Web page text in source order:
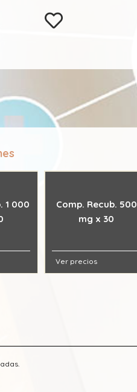
1 000
Comp. Recub. 500
mg x 30
Ver precios